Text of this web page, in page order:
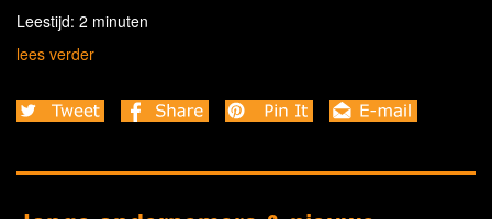
Leestijd: 2 minuten
lees verder